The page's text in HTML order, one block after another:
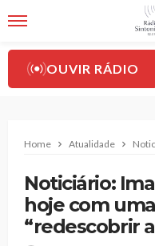
OUVIR RÁDIO
Home Atualidade
Noticiário:
hoje com
“redescobrir